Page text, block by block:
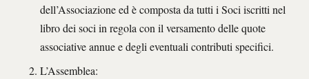
dell’Associazione ed è composta da tutti i Soci iscritti nel
libro dei soci in regola con il versamento delle quote
associative annue e degli eventuali contributi specifici.
L’Assemblea: